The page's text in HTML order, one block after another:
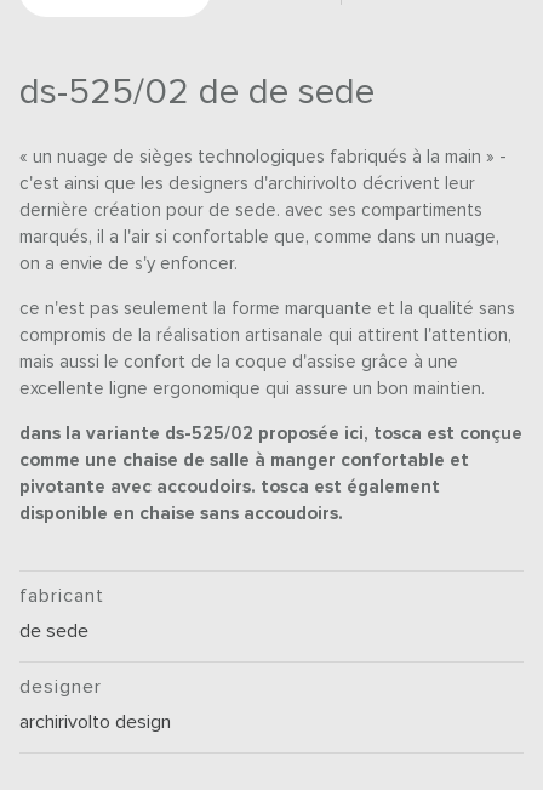
ds-525/02 de de sede
« un nuage de sièges technologiques fabriqués à la main » -
c'est ainsi que les designers d'archirivolto décrivent leur
dernière création pour de sede. avec ses compartiments
marqués, il a l'air si confortable que, comme dans un nuage,
on a envie de s'y enfoncer.
ce n'est pas seulement la forme marquante et la qualité sans
compromis de la réalisation artisanale qui attirent l'attention,
mais aussi le confort de la coque d'assise grâce à une
excellente ligne ergonomique qui assure un bon maintien.
dans la variante ds-525/02 proposée ici, tosca est conçue
comme une chaise de salle à manger confortable et
pivotante avec accoudoirs. tosca est également
disponible en chaise sans accoudoirs.
fabricant
de sede
designer
archirivolto design